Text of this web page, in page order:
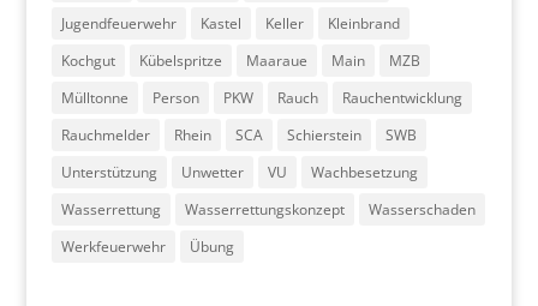
Jugendfeuerwehr
Kastel Keller
Kleinbrand
Kochgut
Kübelspritze Maaraue Main
MZB
Mülltonne
Person PKW Rauch
Rauchentwicklung
Rauchmelder
Rhein SCA Schierstein
SWB
Unterstützung
Unwetter VU
Wachbesetzung
Wasserrettung
Wasserrettungskonzept
Wasserschaden
Werkfeuerwehr
Übung